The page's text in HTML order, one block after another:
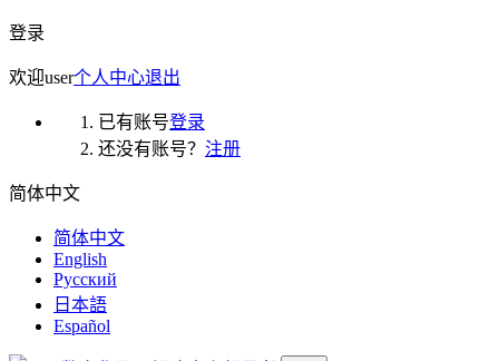
登录
欢迎user个人中心退出
已有账号登录
还没有账号？ 注册
简体中文
简体中文
English
Русский
日本語
Español